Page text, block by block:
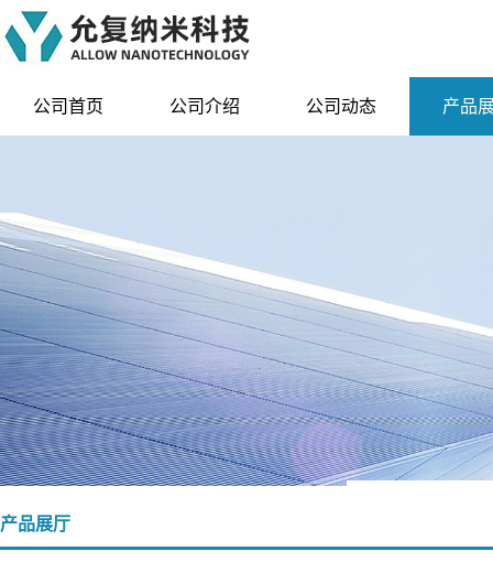
公司首页 公司介绍 公司动态 产品
产品展厅